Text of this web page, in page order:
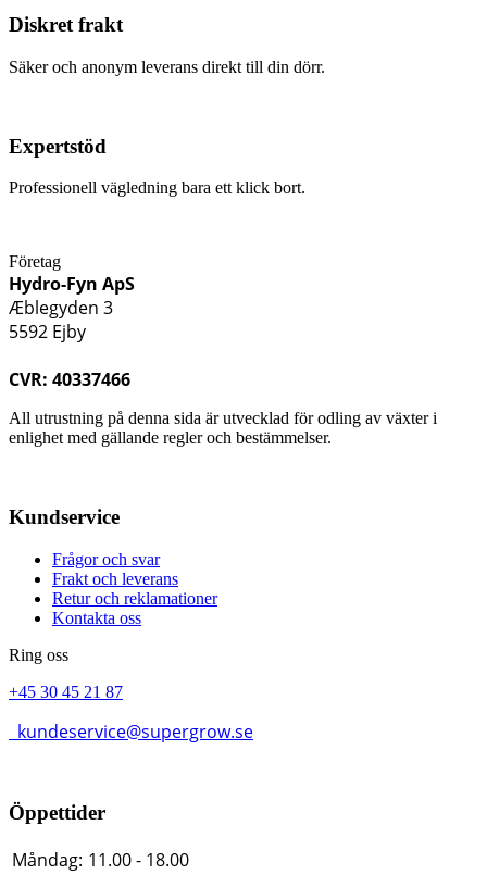
Diskret frakt
Säker och anonym leverans direkt till din dörr.
Expertstöd
Professionell vägledning bara ett klick bort.
Företag
Hydro-Fyn ApS
Æblegyden 3
5592 Ejby
CVR: 40337466
All utrustning på denna sida är utvecklad för odling av växter i
enlighet med gällande regler och bestämmelser.
Kundservice
Frågor och svar
Frakt och leverans
Retur och reklamationer
Kontakta oss
Ring oss
+45 30 45 21 87
kundeservice@supergrow.se
Öppettider
Måndag: 11.00 - 18.00